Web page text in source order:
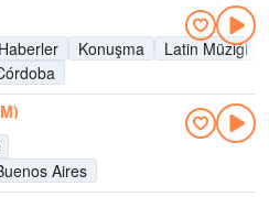
Haberler Konuşma Latin Müziği
Aires